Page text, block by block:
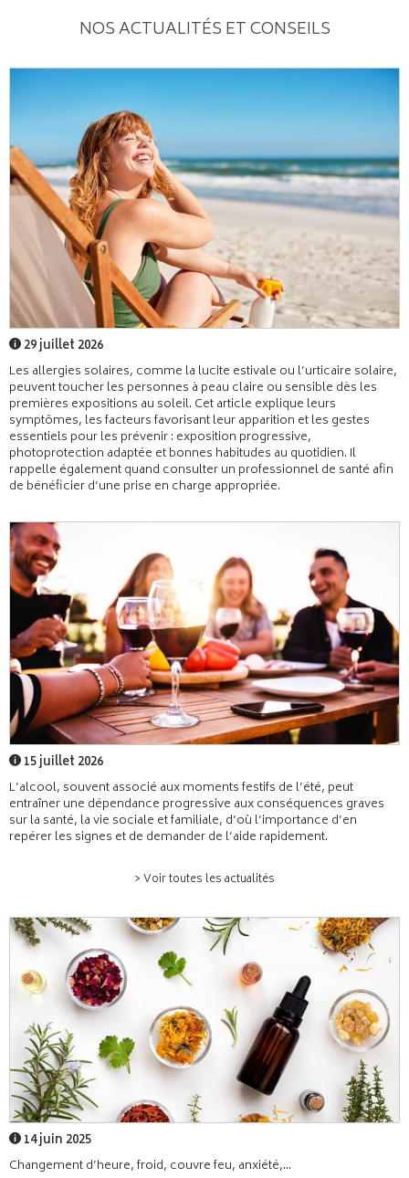
NOS ACTUALITÉS ET CONSEILS
29 juillet 2026
Les allergies solaires, comme la lucite estivale ou l’urticaire solaire,
peuvent toucher les personnes à peau claire ou sensible dès les
premières expositions au soleil. Cet article explique leurs
symptômes, les facteurs favorisant leur apparition et les gestes
essentiels pour les prévenir : exposition progressive,
photoprotection adaptée et bonnes habitudes au quotidien. Il
rappelle également quand consulter un professionnel de santé afin
de bénéficier d’une prise en charge appropriée.
15 juillet 2026
L’alcool, souvent associé aux moments festifs de l’été, peut
entraîner une dépendance progressive aux conséquences graves
sur la santé, la vie sociale et familiale, d’où l’importance d’en
repérer les signes et de demander de l’aide rapidement.
> Voir toutes les actualités
14 juin 2025
Changement d’heure, froid, couvre feu, anxiété,...